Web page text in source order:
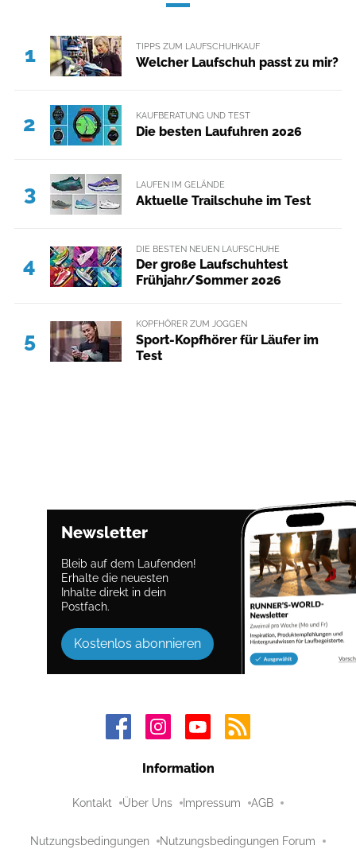
1 TIPPS ZUM LAUFSCHUHKAUF
Welcher Laufschuh passt zu mir?
2 KAUFBERATUNG UND TEST
Die besten Laufuhren 2026
3 LAUFEN IM GELÄNDE
Aktuelle Trailschuhe im Test
4
DIE BESTEN NEUEN LAUFSCHUHE
Der große Laufschuhtest
Frühjahr/Sommer 2026
5
KOPFHÖRER ZUM JOGGEN
Sport-Kopfhörer für Läufer im
Test
Newsletter
Bleib auf dem Laufenden!
Erhalte die neuesten
Inhalte direkt in dein
Postfach.
Kostenlos abonnieren
Information
Kontakt Über Uns Impressum AGB
Nutzungsbedingungen Nutzungsbedingungen Forum